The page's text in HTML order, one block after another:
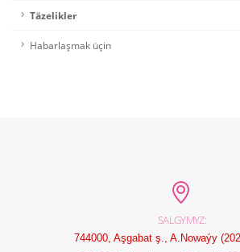
Täzelikler
Habarlaşmak üçin
SALGYMYZ:
744000, Aşgabat ş., A.Nowaýy